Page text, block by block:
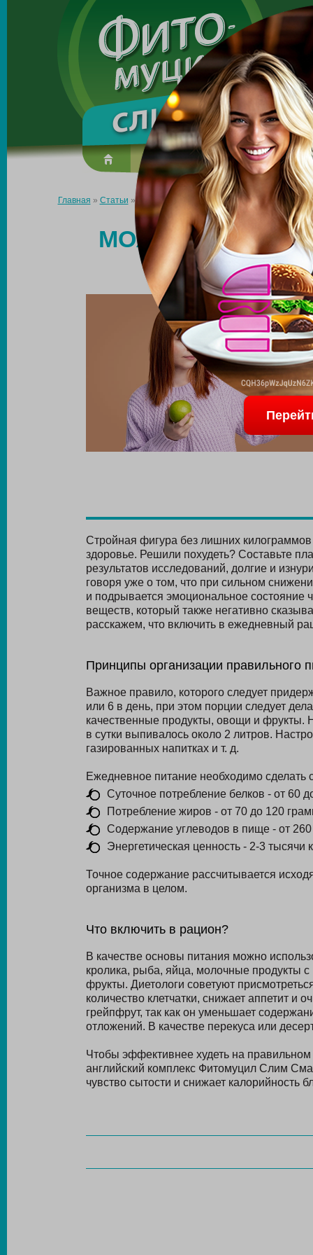
Made in the UK
О препарате Усиль эффект
Главная » Статьи »Можно ли похудеть на правильном
МОЖНО ЛИ
Стройная фигура без лишних килограммов
здоровье. Решили похудеть? Составьте
результатов исследований, долгие и
говоря уже о том, что при сильном
и подрывается эмоциональное состояние
веществ, который также негативно
расскажем, что включить в ежедневный
Принципы организации правильного
Важное правило, которого следует
или 6 в день, при этом порции следует
качественные продукты, овощи и фрукты.
в сутки выпивалось около 2 литров.
газированных напитках и т. д.
Ежедневное питание необходимо сделать
Суточное потребление белков - от 60
Потребление жиров - от 70 до 120
Содержание углеводов в пище - от
Энергетическая ценность - 2-3 тысячи
Точное содержание рассчитывается
организма в целом.
Что включить в рацион?
В качестве основы питания можно
кролика, рыба, яйца, молочные продукты
фрукты. Диетологи советуют
количество клетчатки, снижает аппетит и
грейпфрут, так как он уменьшает
отложений. В качестве перекуса или
Чтобы эффективнее худеть на
английский комплекс Фитомуцил Слим
чувство сытости и снижает калорийность